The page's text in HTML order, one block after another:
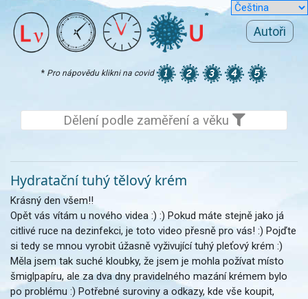
Autoři
* Pro nápovědu klikni na covid
Dělení podle zaměření a věku
Hydratační tuhý tělový krém
Krásný den všem!!
Opět vás vítám u nového videa :) :) Pokud máte stejně jako já
citlivé ruce na dezinfekci, je toto video přesně pro vás! :) Pojďte
si tedy se mnou vyrobit úžasně vyživující tuhý pleťový krém :)
Měla jsem tak suché kloubky, že jsem je mohla požívat místo
šmiglpapíru, ale za dva dny pravidelného mazání krémem bylo
po problému :) Potřebné suroviny a odkazy, kde vše koupit,